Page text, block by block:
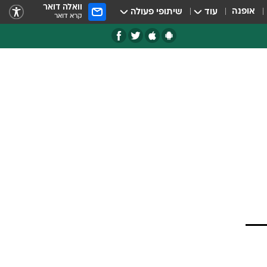
אופנה עוד שיתופי פעולה וואלה דואר
קרא דואר